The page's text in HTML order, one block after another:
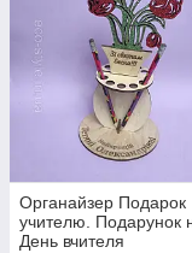
Органайзер Подарок
учителю. Подарунок
День вчителя